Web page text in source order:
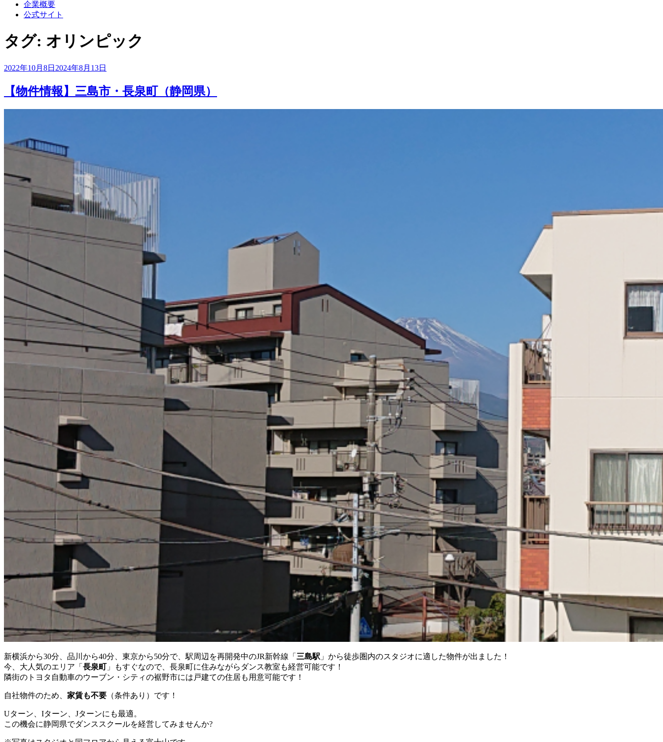
企業概要
公式サイト
タグ: オリンピック
投
日:
2022年10月8日 2024年8月13日
【物件情報】三島市・長泉町（静岡県）
新横浜から30分、品川から40分、東京から50分で、駅周辺を再開発中のJR新幹線「 三島駅 」から徒歩圏内のスタジオに適した物件が出ました！
今、大人気のエリア「 長泉町」もすぐなので、長泉町に住みながらダンス教室も経営可能です！
隣街のトヨタ自動車のウーブン・シティの裾野市には戸建ての住居も用意可能です！
自社物件のため、 家賃も不要 （条件あり）です！
Uターン、Iターン、Jターンにも最適。
この機会に静岡県でダンススクールを経営してみませんか?